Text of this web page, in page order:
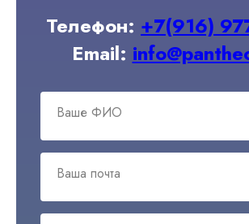
Телефон: +7(916)
Email:
Ваше ФИО
Ваша почта